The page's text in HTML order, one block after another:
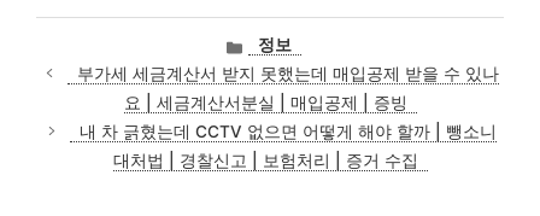
카
테
고
리
정보
부가세 세금계산서 받지 못했는데 매입공제 받을 수 있나
요 | 세금계산서분실 | 매입공제 | 증빙
내 차 긁혔는데 CCTV 없으면 어떻게 해야 할까 | 뺑소니
대처법 | 경찰신고 | 보험처리 | 증거 수집